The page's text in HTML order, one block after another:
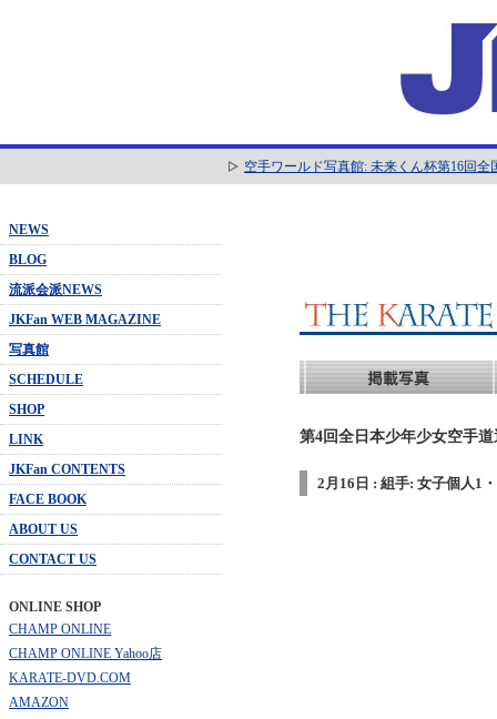
空手ワールド写真館: 未来くん杯第16回
NEWS
BLOG
流派会派NEWS
JKFan WEB MAGAZINE
写真館
SCHEDULE
SHOP
LINK
JKFan CONTENTS
FACE BOOK
ABOUT US
CONTACT US
ONLINE SHOP
CHAMP ONLINE
CHAMP ONLINE Yahoo店
KARATE-DVD.COM
AMAZON
第4回全日本少年少女空手
2月16日 : 組手: 女子個人1